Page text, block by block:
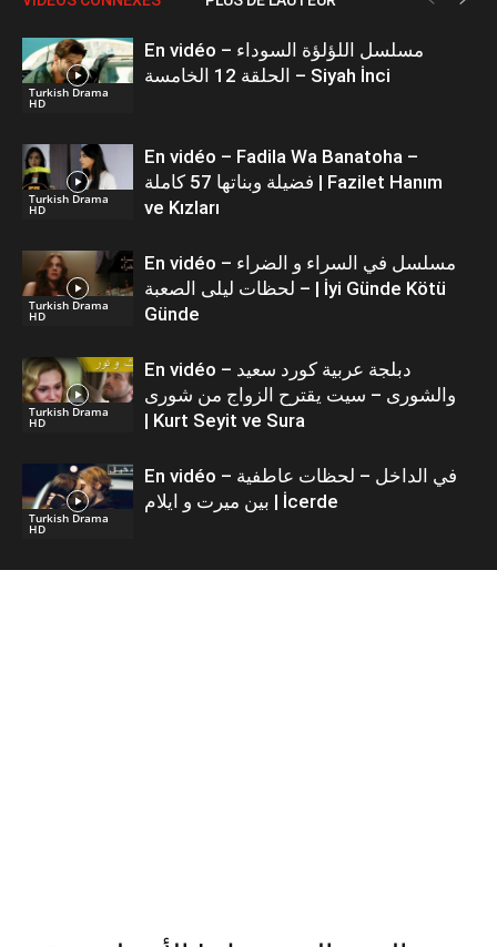
Turkish Drama
HD
En vidéo – مسلسل اللؤلؤة السوداء
الحلقة 12 الخامسة – Siyah İnci
Turkish Drama
HD
En vidéo – Fadila Wa Banatoha –
فضيلة وبناتها 57 كاملة | Fazilet Hanım
ve Kızları
Turkish Drama
HD
En vidéo – مسلسل في السراء و الضراء
– لحظات ليلى الصعبة | İyi Günde Kötü
Günde
Turkish Drama
HD
En vidéo – دبلجة عربية كورد سعيد
والشورى – سيت يقترح الزواج من شورى
| Kurt Seyit ve Sura
Turkish Drama
HD
En vidéo – في الداخل – لحظات عاطفية
بين ميرت و ايلام | İcerde